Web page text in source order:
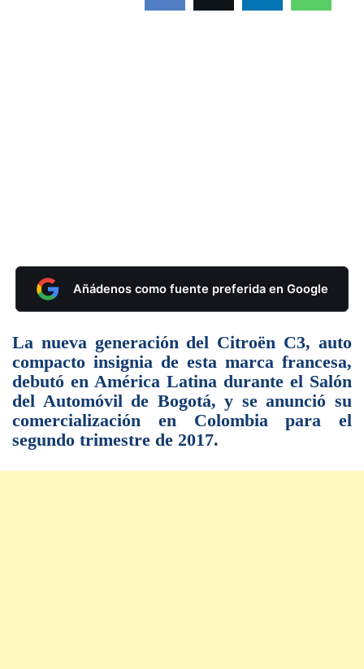
Añádenos como fuente preferida en Google
La nueva generación del Citroën C3, auto
compacto insignia de esta marca francesa,
debutó en América Latina durante el Salón
del Automóvil de Bogotá, y se anunció su
comercialización en Colombia para el
segundo trimestre de 2017.